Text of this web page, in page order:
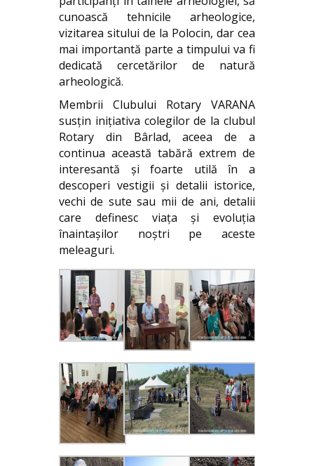
cunoască tehnicile arheologice,
vizitarea sitului de la Polocin, dar cea
mai importantă parte a timpului va fi
dedicată cercetărilor de natură
arheologică.
Membrii Clubului Rotary VARANA
susțin inițiativa colegilor de la clubul
Rotary din Bârlad, aceea de a
continua această tabără extrem de
interesantă și foarte utilă în a
descoperi vestigii și detalii istorice,
vechi de sute sau mii de ani, detalii
care definesc viața și evoluția
înaintașilor noștri pe aceste
meleaguri.